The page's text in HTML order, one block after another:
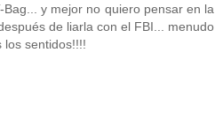
y mejor no quiero pensar en la
de liarla con el FBI... menudo
los sentidos!!!!